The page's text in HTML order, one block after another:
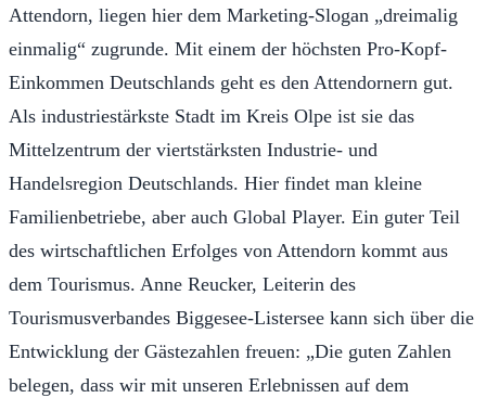
Attendorn, liegen hier dem Marketing-Slogan „dreimalig
einmalig“ zugrunde. Mit einem der höchsten Pro-Kopf-
Einkommen Deutschlands geht es den Attendornern gut.
Als industriestärkste Stadt im Kreis Olpe ist sie das
Mittelzentrum der viertstärksten Industrie- und
Handelsregion Deutschlands. Hier findet man kleine
Familienbetriebe, aber auch Global Player. Ein guter Teil
des wirtschaftlichen Erfolges von Attendorn kommt aus
dem Tourismus. Anne Reucker, Leiterin des
Tourismusverbandes Biggesee-Listersee kann sich über die
Entwicklung der Gästezahlen freuen: „Die guten Zahlen
belegen, dass wir mit unseren Erlebnissen auf dem